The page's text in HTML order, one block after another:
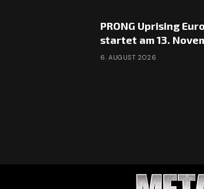
PRONG Uprising
startet am 13.
6. AUGUST 2026